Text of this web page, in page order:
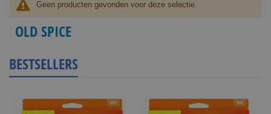
Geen producten gevonden voor deze selectie.
OLD SPICE
BESTSELLERS